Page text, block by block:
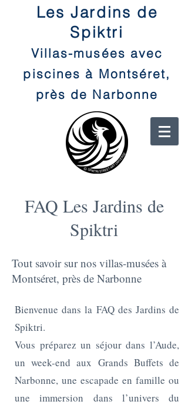
Les Jardins de
Spiktri
Villas-musées avec
piscines à Montséret,
près de Narbonne
FAQ Les Jardins de
Spiktri
Tout savoir sur nos villas-musées à
Montséret, près de Narbonne
Bienvenue dans la FAQ des Jardins de
Spiktri.
Vous préparez un séjour dans l’Aude,
un week-end aux Grands Buffets de
Narbonne, une escapade en famille ou
une immersion dans l’univers du